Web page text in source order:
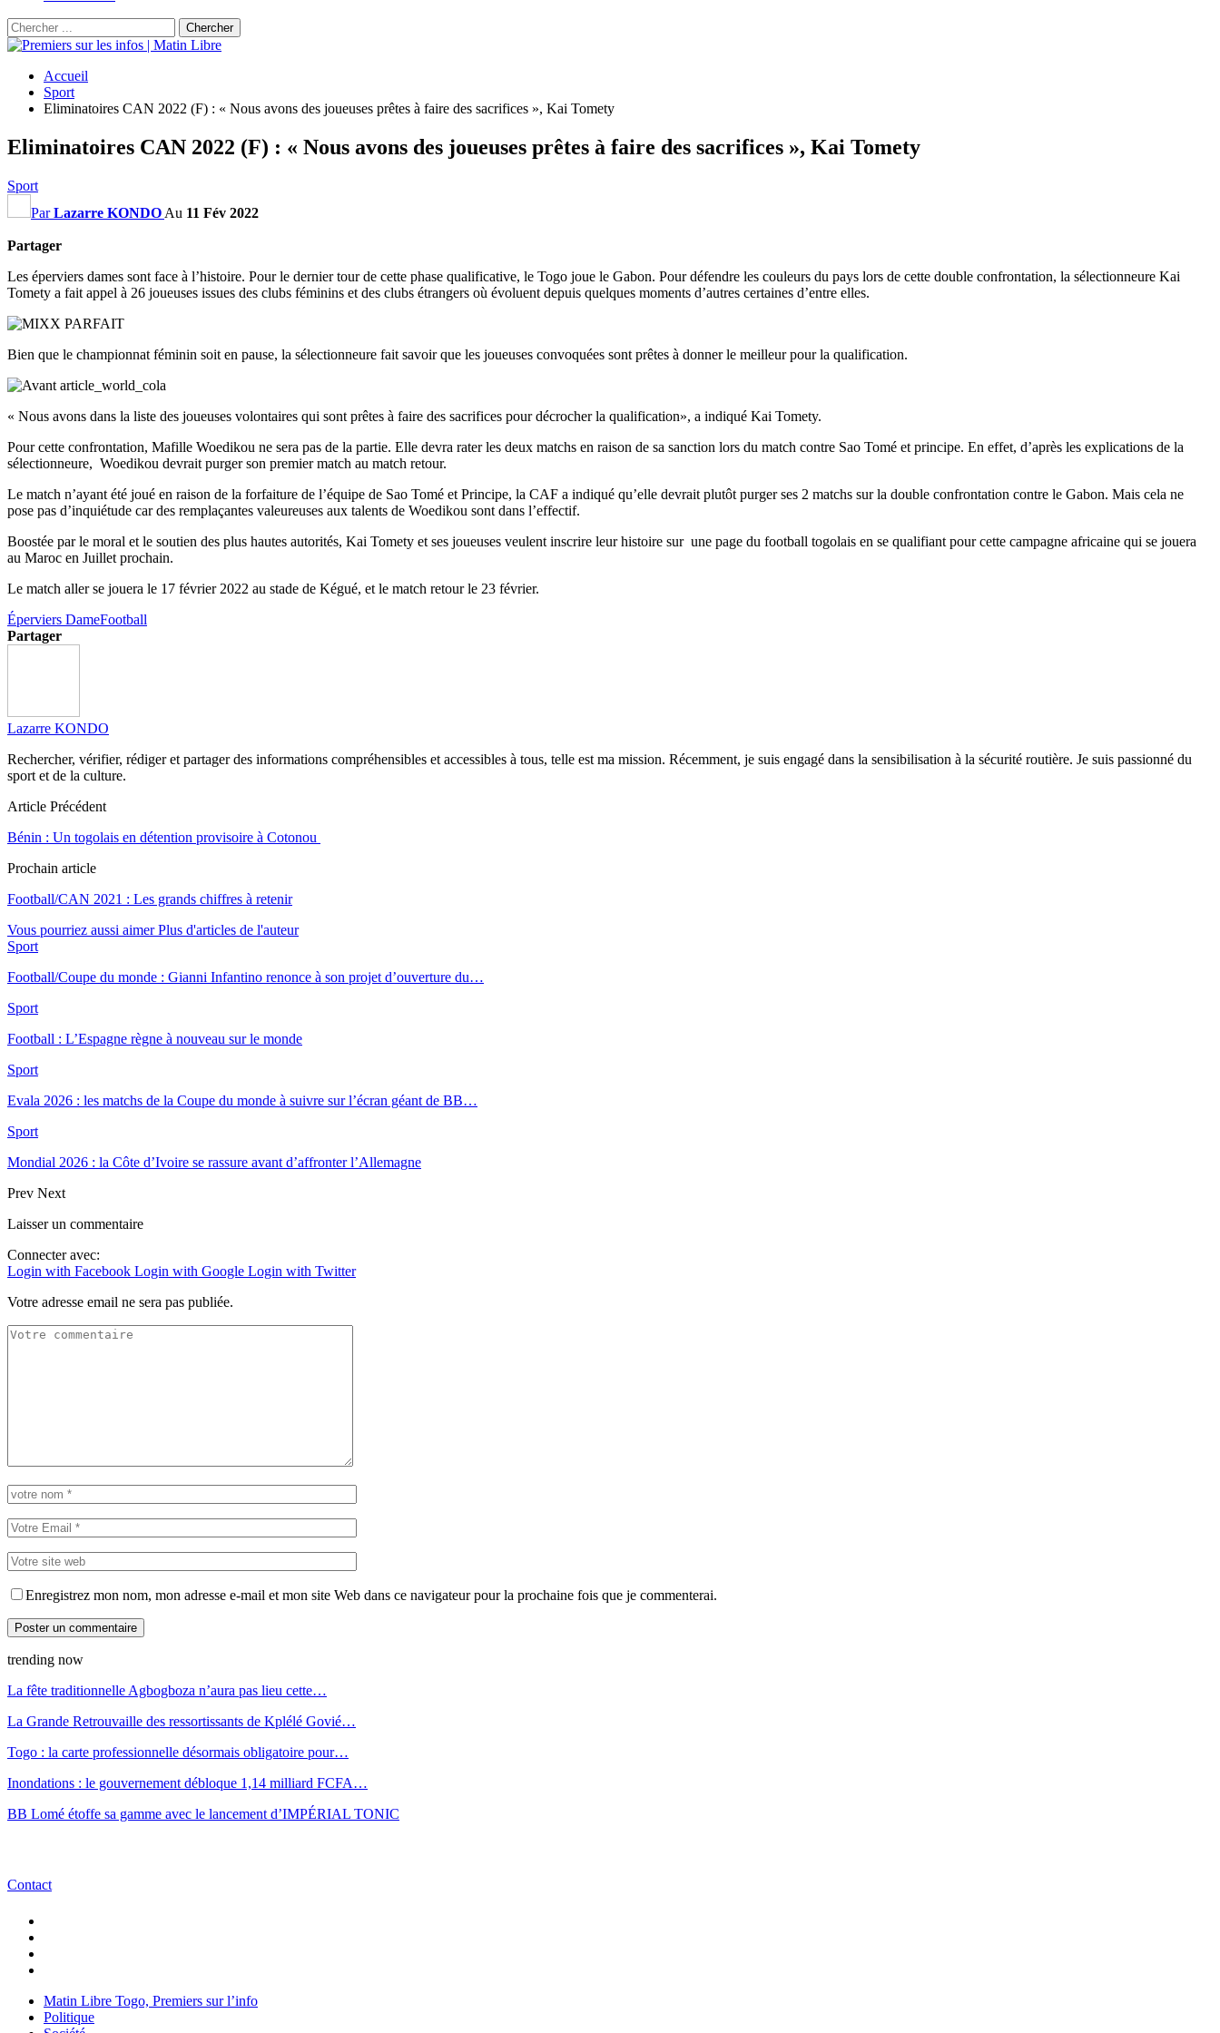
Accueil
Sport
Eliminatoires CAN 2022 (F) : « Nous avons des joueuses prêtes à faire des sacrifices », Kai Tomety
Eliminatoires CAN 2022 (F) : « Nous avons des joueuses prêtes à faire des sacrifices », Kai Tomety
Sport
ParLazarre KONDO Au 11 Fév 2022
Partager
Les éperviers dames sont face à l’histoire. Pour le dernier tour de cette phase qualificative, le Togo joue le Gabon. Pour défendre les couleurs du pays lors de cette double confrontation, la sélectionneure Kai
Tomety a fait appel à 26 joueuses issues des clubs féminins et des clubs étrangers où évoluent depuis quelques moments d’autres certaines d’entre elles.
Bien que le championnat féminin soit en pause, la sélectionneure fait savoir que les joueuses convoquées sont prêtes à donner le meilleur pour la qualification.
« Nous avons dans la liste des joueuses volontaires qui sont prêtes à faire des sacrifices pour décrocher la qualification», a indiqué Kai Tomety.
Pour cette confrontation, Mafille Woedikou ne sera pas de la partie. Elle devra rater les deux matchs en raison de sa sanction lors du match contre Sao Tomé et principe. En effet, d’après les explications de la
sélectionneure, Woedikou devrait purger son premier match au match retour.
Le match n’ayant été joué en raison de la forfaiture de l’équipe de Sao Tomé et Principe, la CAF a indiqué qu’elle devrait plutôt purger ses 2 matchs sur la double confrontation contre le Gabon. Mais cela ne
pose pas d’inquiétude car des remplaçantes valeureuses aux talents de Woedikou sont dans l’effectif.
Boostée par le moral et le soutien des plus hautes autorités, Kai Tomety et ses joueuses veulent inscrire leur histoire sur une page du football togolais en se qualifiant pour cette campagne africaine qui se jouera
au Maroc en Juillet prochain.
Le match aller se jouera le 17 février 2022 au stade de Kégué, et le match retour le 23 février.
Éperviers DameFootball
Partager
Lazarre KONDO
Rechercher, vérifier, rédiger et partager des informations compréhensibles et accessibles à tous, telle est ma mission. Récemment, je suis engagé dans la sensibilisation à la sécurité routière. Je suis passionné du
sport et de la culture.
Article Précédent
Bénin : Un togolais en détention provisoire à Cotonou
Prochain article
Football/CAN 2021 : Les grands chiffres à retenir
Vous pourriez aussi aimer Plus d'articles de l'auteur
Sport
Football/Coupe du monde : Gianni Infantino renonce à son projet d’ouverture du…
Sport
Football : L’Espagne règne à nouveau sur le monde
Sport
Evala 2026 : les matchs de la Coupe du monde à suivre sur l’écran géant de BB…
Sport
Mondial 2026 : la Côte d’Ivoire se rassure avant d’affronter l’Allemagne
Prev Next
Laisser un commentaire
Connecter avec:
Login with Facebook Login with Google Login with Twitter
Votre adresse email ne sera pas publiée.
Enregistrez mon nom, mon adresse e-mail et mon site Web dans ce navigateur pour la prochaine fois que je commenterai.
trending now
La fête traditionnelle Agbogboza n’aura pas lieu cette…
La Grande Retrouvaille des ressortissants de Kplélé Govié…
Togo : la carte professionnelle désormais obligatoire pour…
Inondations : le gouvernement débloque 1,14 milliard FCFA…
BB Lomé étoffe sa gamme avec le lancement d’IMPÉRIAL TONIC
Contact
Matin Libre Togo, Premiers sur l’info
Politique